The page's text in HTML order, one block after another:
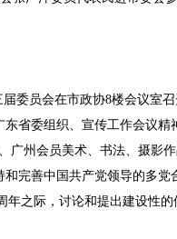
委员会在市政协8楼会议室
省委组织、宣传工作会议精
广州会员美术、书法、摄影
完善中国共产党领导的多党
年之际，讨论和提出建设性